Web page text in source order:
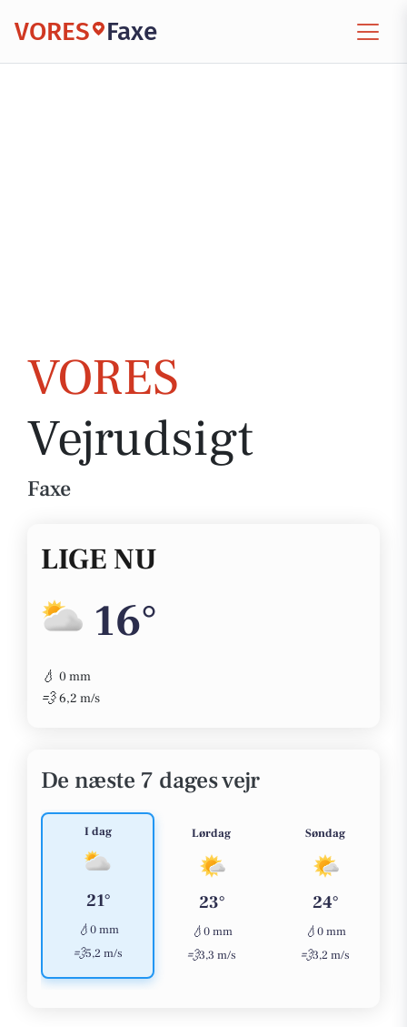
VORES Faxe
VORES
Vejrudsigt
Faxe
LIGE NU
16°
💧 0 mm
💨 6,2 m/s
De næste 7 dages vejr
I dag
21°
💧0 mm
💨5,2 m/s
Lørdag
23°
💧0 mm
💨3,3 m/s
Søndag
24°
💧0 mm
💨3,2 m/s